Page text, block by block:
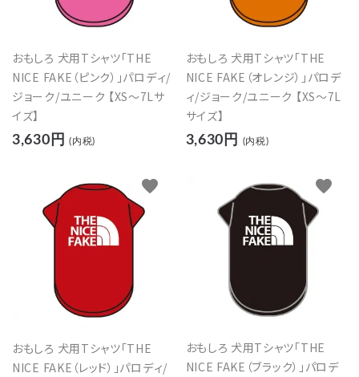
おもしろ 犬用Tシャツ「THE
NICE FAKE（ピンク）」パロディ/
ジョーク/ユニーク 【XS～7Lサ
イズ】
3,630円 (内税)
おもしろ 犬用Tシャツ「THE
NICE FAKE（オレンジ）」パロデ
ィ/ジョーク/ユニーク 【XS～7L
サイズ】
3,630円 (内税)
おもしろ 犬用Tシャツ「THE
NICE FAKE（レッド）」パロディ/
favorite
おもしろ 犬用Tシャツ「THE
NICE FAKE（ブラック）」パロデ
favorite